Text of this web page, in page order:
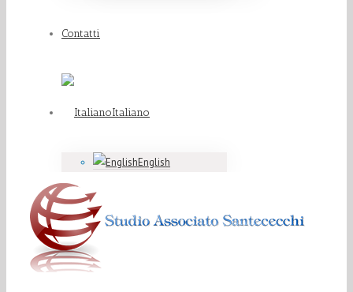
Contatti
Italiano
English